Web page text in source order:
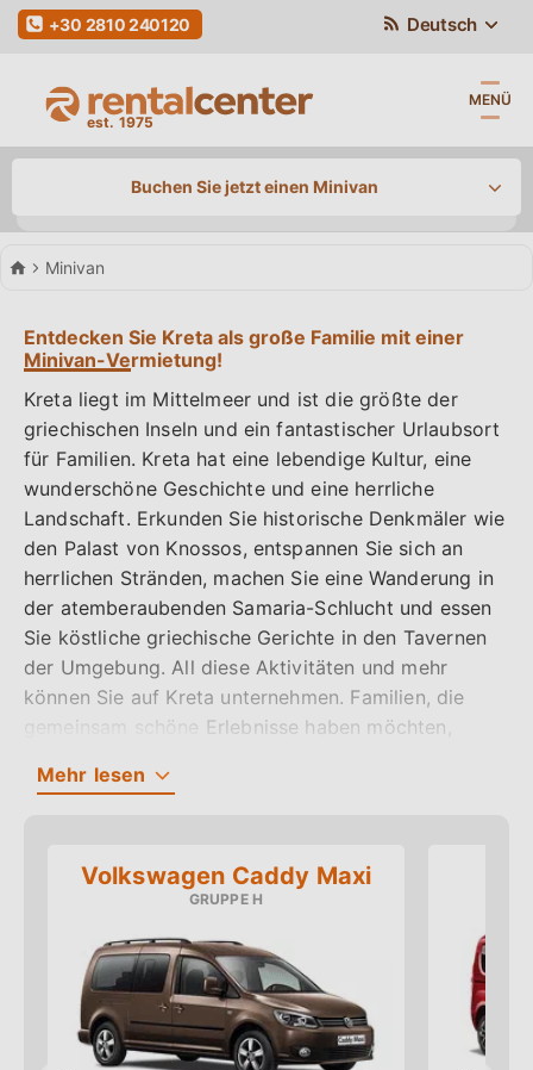
Deutsch
+30 2810 240120
MENÜ
Buchen Sie jetzt einen Minivan
Abholung
Rückgabe an einer anderen Station
Rückgabe
Abholdatum Zeit
Rückgabedatum Zeit
Suchen
Autovermietung
Minivan
Entdecken Sie Kreta als große Familie mit einer
Minivan-Vermietung!
Kreta liegt im Mittelmeer und ist die größte der
griechischen Inseln und ein fantastischer Urlaubsort
für Familien. Kreta hat eine lebendige Kultur, eine
wunderschöne Geschichte und eine herrliche
Landschaft. Erkunden Sie historische Denkmäler wie
den Palast von Knossos, entspannen Sie sich an
herrlichen Stränden, machen Sie eine Wanderung in
der atemberaubenden Samaria-Schlucht und essen
Sie köstliche griechische Gerichte in den Tavernen
der Umgebung. All diese Aktivitäten und mehr
können Sie auf Kreta unternehmen. Familien, die
gemeinsam schöne Erlebnisse haben möchten,
freundlichen Atmosphäre der Insel das perfekte
Familien, die Kreta erkunden möchten, sollten in
Erwägung ziehen, einen Minivan zu mieten. Ein
Minivan ist ein geräumiges, anpassungsfähiges
Fahrzeug, in das problemlos große Gruppen passen,
sodass es ideal für Großfamilien ist. Die Besucher
können ihre Familie und ihr gesamtes Hab und Gut
mitnehmen und haben genügend Platz für Sitze und
Mehr lesen
Volkswagen Caddy Maxi
H